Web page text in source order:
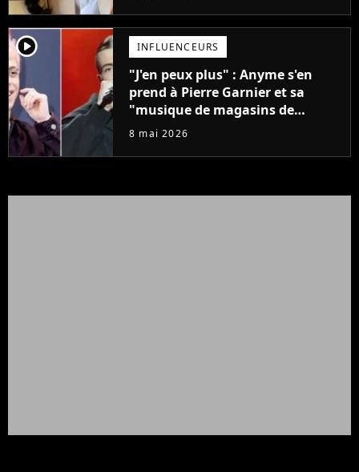
player2 INFLUENCEURS
"J'en peux plus" : Anyme s'en
prend à Pierre Garnier et sa
"musique de magasins de
fringues"
8 mai 2026